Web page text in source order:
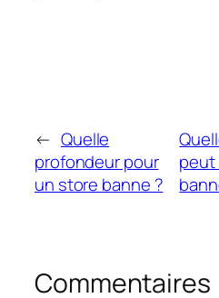
← Quelle
profondeur pour
un store banne ?
peut
Commentaires